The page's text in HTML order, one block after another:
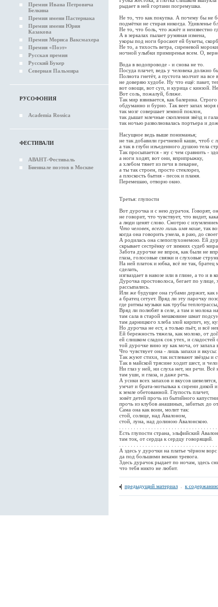
Премия Ивана Петровича
Белкина
Премия имени Пастернака
Премия имени Юрия
Казакова
Премия Мориса Ваксмахера
Премия «Поэт»
Русская премия
Русский Букер
Северная Пальмира
РУСОФОНИЯ
Academia Rossica
ФЕСТИВАЛИ
АВАНТ-Фестиваль
Биеннале поэтов в Москве
рыдает в ней гортани погремушка.
Не то, что как покупка. А почему бы не
подмётки не стирая никогда. Удивленье
Не то, что боль, что жжёт и неизвестно
А в зеркалах пылает румяная измена,
укоры под ноги бросают ей букеты,
Не то, а тихость ветра, сиреневой
ночной улыбки примиренья всем. О,
Вода в водопроводе - и снова не то.
Посуда плачет, ведь у человека должно
Полнота гнетёт, а пустота молчит на
не доверяю худобе. Ну что ещё: пакет,
вот овощи, вот суп, и курица с кинзой.
Вот соль, пожалуй, ближе.
Так мир взвивается, как балерина.
обдуманно и бурно. Так веет запах моря
так мозг совершает земной поклон,
так дышат млечные скопления звёзд и
так ночью разволновалась портьера и
Насущное ведь выше пониманья;
не так добавили гречневой каши, чтоб с
а так в глуби изъеденного душою тела
Так просыпается - ну с чем сравнить -
а ноги ходят, вот они, вприпрыжку,
а хлебом тянет из печи в пекарне,
а ты так строен, просто стеклорез,
а плоскость бытия - песок и пламя.
Перемешаю, отворю окно.
Третья: глупости
Вот дурочка и с нею дурачок. Говорят,
не говорит, что чувствует, что видит,
а люди ценят слово. Смотрю с
Что человек, всего лишь имя наше , так
когда она говорить умела, в раю, до
А родилась она слепоглухонемою. Ей
скрывает сестрёнку от зимних судеб
Забота дурочке не впрок, как были не
глаза, голосовые связки и слуховые
На ней платок и юбка, всё не так, братец
сделать,
изгваздает в навозе или в глине, а то и в
Дурочка простоволоса, бегает по улице,
рассыпались.
Или же будущее она губами держит, как
а братец сетует. Вряд ли эту парочку
где ритмы музыки как трубы
Вряд ли полюбят в селе, а там и молока
там сала в старой мешковине шмат
там дарницкого хлеба злой кирпич, ну,
Но дурочка не ест, а только пьёт, и всё
Ей бережность тяжела, как молоко, от
ей слишком сладок сок утех, и
той дурочке вино ну как моча, от
Что чувствует она - лишь запахи и
Так жуют стихи, так истлевают звёзды и
Так в майской трясине ходит шест, и
Ни глаз у ней, ни слуха нет, ни речи. Всё
там уши, и глаза, и даже речь.
А усики всех запахов и вкусов
умчат и брата-мотылька к сирени дикой
к земле обетованной. Глупость плачет,
зовёт детей прочь из бытийного
прочь из клубов анашиных, забитых до
Сама она как воин, молит так:
стой, солнце, над Авалоном,
стой, луна, над долиною Авалонскою.
Есть глупости страна, эльфийский
там ток, от сердца к сердцу говорящий.
А здесь у дурочки на платье чёрном ворс
да под большими веками тревога.
Здесь дурачок рыдает по ночам, здесь
что тебя никто не любит.
предыдущий материал к